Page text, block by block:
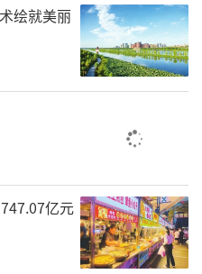
“造城”，而是唤醒
言，最深厚的底蕴莫
化遗产与乡土记忆。
”正被创新思维与市
动消费、造福乡里
鲜活。一款名为《黑
其精美画面带火了山
、晋城玉皇庙等27处
绘就美丽
亿元